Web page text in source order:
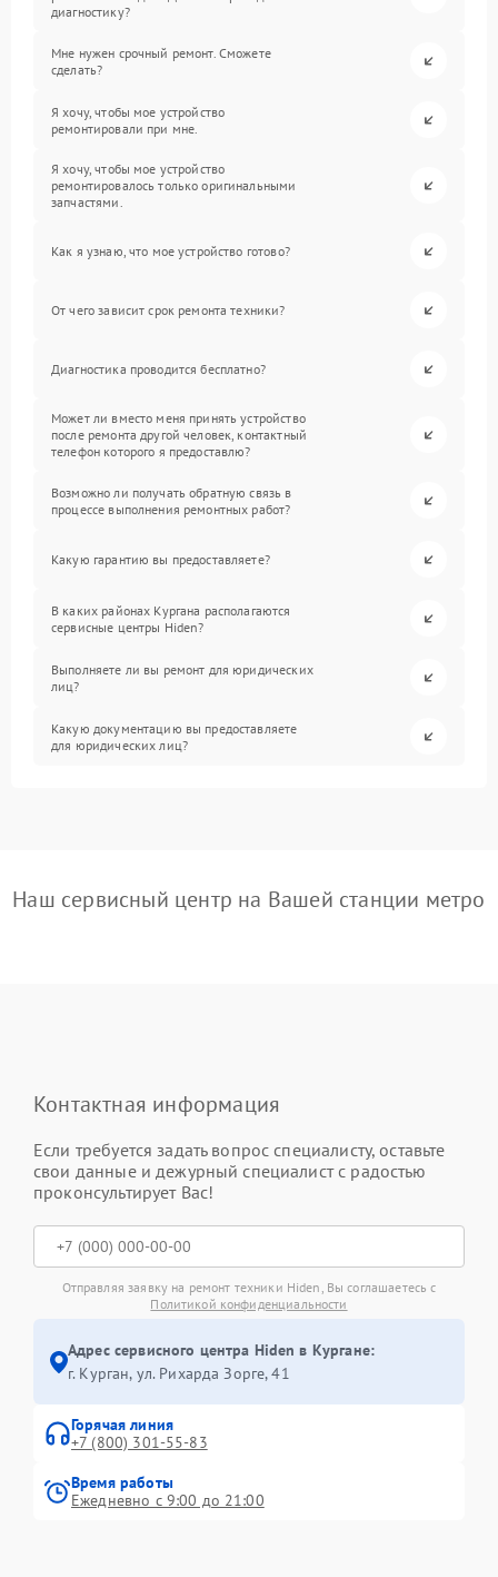
диагностику?
Мне нужен срочный ремонт. Сможете
сделать?
Я хочу, чтобы мое устройство
ремонтировали при мне.
Я хочу, чтобы мое устройство
ремонтировалось только оригинальными
запчастями.
Как я узнаю, что мое устройство готово?
От чего зависит срок ремонта техники?
Диагностика проводится бесплатно?
Может ли вместо меня принять устройство
после ремонта другой человек, контактный
телефон которого я предоставлю?
Возможно ли получать обратную связь в
процессе выполнения ремонтных работ?
Какую гарантию вы предоставляете?
В каких районах Кургана располагаются
сервисные центры Hiden?
Выполняете ли вы ремонт для юридических
лиц?
Какую документацию вы предоставляете
для юридических лиц?
Наш сервисный центр на Вашей станции метро
Контактная информация
Если требуется задать вопрос специалисту, оставьте
свои данные и дежурный специалист с радостью
проконсультирует Вас!
Отправляя заявку на ремонт техники Hiden, Вы соглашаетесь с
Политикой конфиденциальности
Адрес сервисного центра Hiden в Кургане:
г. Курган, ул. Рихарда Зорге, 41
Горячая линия
+7 (800) 301-55-83
Время работы
Ежедневно с 9:00 до 21:00